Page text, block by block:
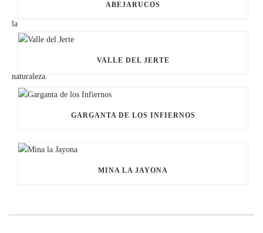
ABEJARUCOS
VALLE DEL JERTE
GARGANTA DE LOS INFIERNOS
MINA LA JAYONA